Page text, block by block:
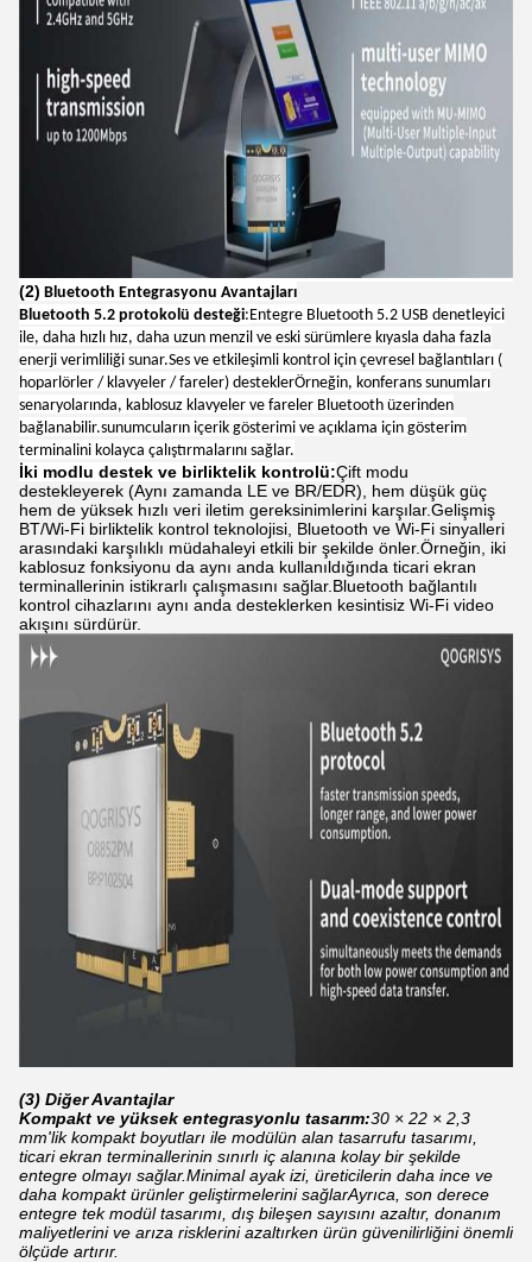
(2) Bluetooth Entegrasyonu Avantajları
Bluetooth 5.2 protokolü desteği: Entegre Bluetooth 5.2 USB denetleyici
ile, daha hızlı hız, daha uzun menzil ve eski sürümlere kıyasla daha fazla
enerji verimliliği sunar.Ses ve etkileşimli kontrol için çevresel bağlantıları (
hoparlörler / klavyeler / fareler) desteklerÖrneğin, konferans sunumları
senaryolarında, kablosuz klavyeler ve fareler Bluetooth üzerinden
bağlanabilir.sunumcuların içerik gösterimi ve açıklama için gösterim
terminalini kolayca çalıştırmalarını sağlar.
İki modlu destek ve birliktelik kontrolü:Çift modu
destekleyerek (Aynı zamanda LE ve BR/EDR), hem düşük güç
hem de yüksek hızlı veri iletim gereksinimlerini karşılar.Gelişmiş
BT/Wi-Fi birliktelik kontrol teknolojisi, Bluetooth ve Wi-Fi sinyalleri
arasındaki karşılıklı müdahaleyi etkili bir şekilde önler.Örneğin, iki
kablosuz fonksiyonu da aynı anda kullanıldığında ticari ekran
terminallerinin istikrarlı çalışmasını sağlar.Bluetooth bağlantılı
kontrol cihazlarını aynı anda desteklerken kesintisiz Wi-Fi video
akışını sürdürür.
(3) Diğer Avantajlar
Kompakt ve yüksek entegrasyonlu tasarım:30 × 22 × 2,3
mm'lik kompakt boyutları ile modülün alan tasarrufu tasarımı,
ticari ekran terminallerinin sınırlı iç alanına kolay bir şekilde
entegre olmayı sağlar.Minimal ayak izi, üreticilerin daha ince ve
daha kompakt ürünler geliştirmelerini sağlarAyrıca, son derece
entegre tek modül tasarımı, dış bileşen sayısını azaltır, donanım
maliyetlerini ve arıza risklerini azaltırken ürün güvenilirliğini önemli
ölçüde artırır.